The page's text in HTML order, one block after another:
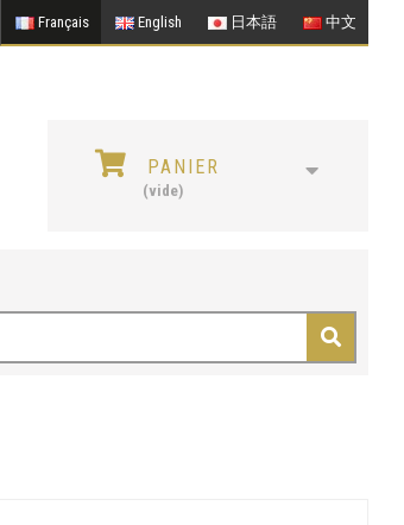
Français English 日本語 中文
PANIER
(vide)